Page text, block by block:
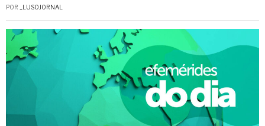
POR _LUSOJORNAL